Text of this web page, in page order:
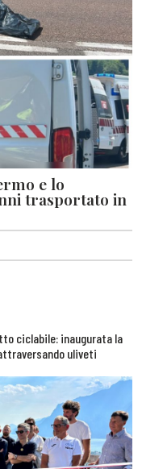
e lo
trasportato in
ciclabile: inaugurata la
uliveti